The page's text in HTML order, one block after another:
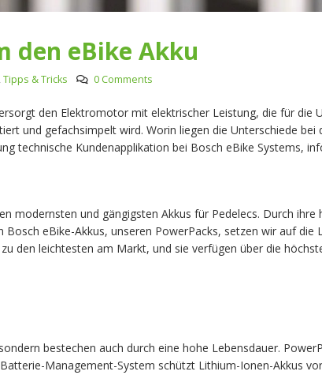
den eBike Akku
,Tipps & Tricks 0 Comments
den Elektromotor mit elektrischer Leistung, die für
und gefachsimpelt wird. Worin liegen die Unterschiede bei
technische Kundenapplikation bei Bosch eBike Systems,
modernsten und gängigsten Akkus für Pedelecs. Durch
Bosch eBike-Akkus, unseren PowerPacks, setzen wir auf
den leichtesten am Markt, und sie verfügen über die
bestechen auch durch eine hohe Lebensdauer.
Management-System schützt Lithium-Ionen-Akkus